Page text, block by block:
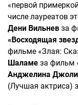
«первой
числе лауреатов
Дени Вильнев за
«Восходящая
фильме «Злая:
Шаламе за фильм
Анджелина Джоли
(Лучшая актриса)